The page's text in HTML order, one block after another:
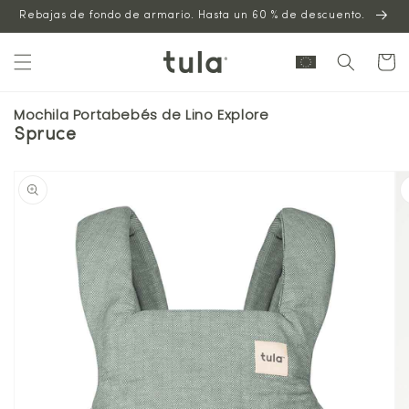
Saltar al
contenido
Rebajas de fondo de armario. Hasta un 60 % de descuento.
Carrito
Mochila Portabebés de Lino Explore
Spruce
del
producto